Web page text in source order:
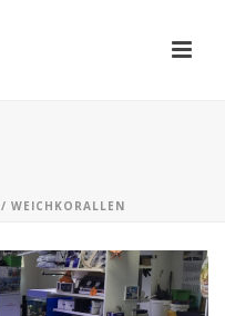
/ WEICHKORALLEN